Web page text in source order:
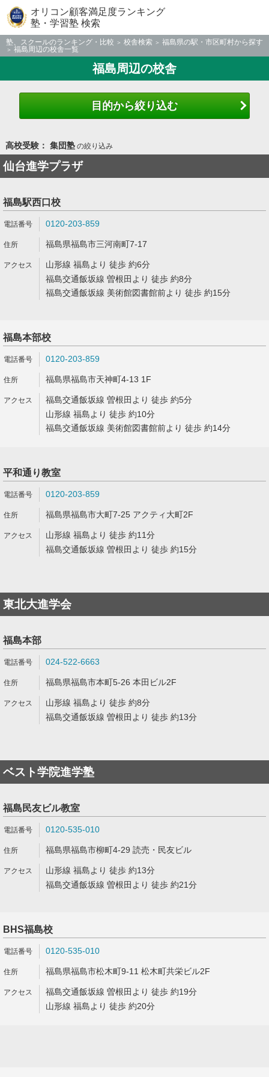
オリコン顧客満足度ランキング
塾・学習塾 検索
塾、スクールのランキング・比較 校舎検索
福島県の駅・市区町村から探す
福島周辺の校舎一覧
福島周辺の校舎
目的から絞り込む
高校受験： 集団塾の絞り込み
仙台進学プラザ
福島駅西口校
0120-203-859
福島県福島市三河南町7-17
山形線 福島より 徒歩 約6分
福島交通飯坂線 曽根田より 徒歩 約8分
福島交通飯坂線 美術館図書館前より 徒歩 約15分
福島本部校
0120-203-859
福島県福島市天神町4-13 1F
福島交通飯坂線 曽根田より 徒歩 約5分
山形線 福島より 徒歩 約10分
福島交通飯坂線 美術館図書館前より 徒歩 約14分
平和通り教室
0120-203-859
福島県福島市大町7-25 アクティ大町2F
山形線 福島より 徒歩 約11分
福島交通飯坂線 曽根田より 徒歩 約15分
東北大進学会
福島本部
024-522-6663
福島県福島市本町5-26 本田ビル2F
山形線 福島より 徒歩 約8分
福島交通飯坂線 曽根田より 徒歩 約13分
ベスト学院進学塾
福島民友ビル教室
0120-535-010
福島県福島市柳町4-29 読売・民友ビル
山形線 福島より 徒歩 約13分
福島交通飯坂線 曽根田より 徒歩 約21分
BHS福島校
0120-535-010
福島県福島市松木町9-11 松木町共栄ビル2F
福島交通飯坂線 曽根田より 徒歩 約19分
山形線 福島より 徒歩 約20分